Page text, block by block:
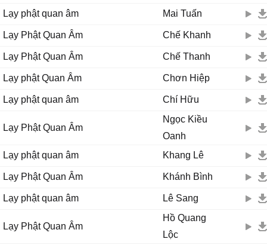
Lạy phật quan âm
Mai Tuấn
Lạy Phật Quan Âm Chế Khanh
Lạy Phật Quan Âm Chế Thanh
Lạy phật Quan Âm Chơn Hiệp
Lạy phật quan âm Chí Hữu
Lạy Phật Quan Âm
Ngọc Kiều
Oanh
Lạy phật quan âm
Khang Lê
Lạy Phật Quan Âm Khánh Bình
Lạy phật quan âm Lê Sang
Lạy Phật Quan Âm
Hồ Quang
Lộc